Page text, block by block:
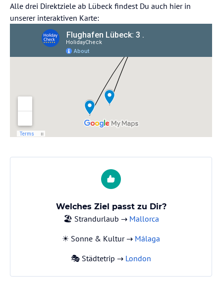
Alle drei Direktziele ab Lübeck findest Du auch hier in
unserer interaktiven Karte:
Welches Ziel passt zu Dir?
🏖️ Strandurlaub → Mallorca
☀️ Sonne & Kultur → Málaga
🎭 Städtetrip → London